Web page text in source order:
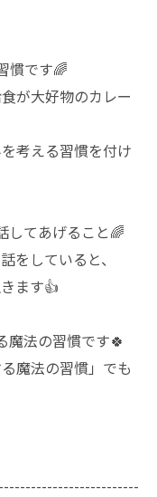
慣です🌈
が大好物のカレー
考える習慣を付け
してあげること🌈
をしていると、
ます👍
魔法の習慣です🍀
魔法の習慣」でも